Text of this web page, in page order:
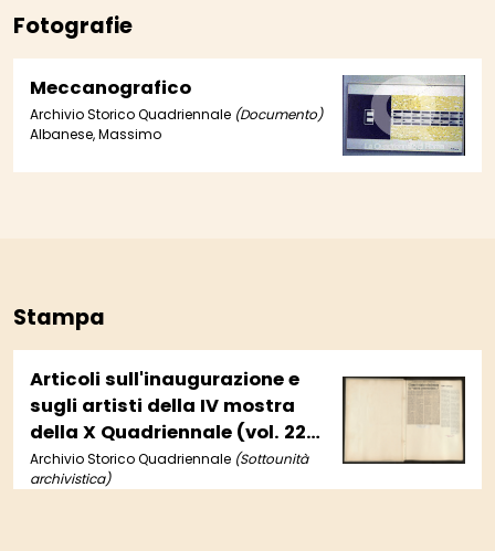
Fotografie
Meccanografico
Archivio Storico Quadriennale (Documento)
Albanese, Massimo
Stampa
Articoli sull'inaugurazione e
sugli artisti della IV mostra
della X Quadriennale (vol. 22,
cc. 13-15)
Archivio Storico Quadriennale (Sottounità
archivistica)